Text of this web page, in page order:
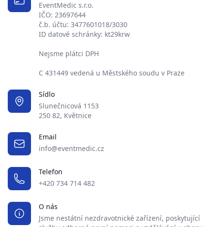
EventMedic s.r.o.
IČO: 23697644
č.b. účtu: 3477601018/3030
ID datové schránky: kt29krw
Nejsme plátci DPH
C 431449 vedená u Městského soudu v Praze
Sídlo
Slunečnicová 1153
250 82, Květnice
Email
info@eventmedic.cz
Telefon
+420 734 714 482
O nás
Jsme nestátní nezdravotnické zařízení, poskytující